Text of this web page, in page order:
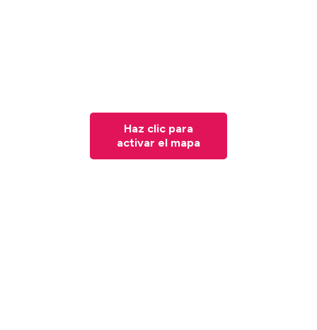
Haz clic para
activar el mapa